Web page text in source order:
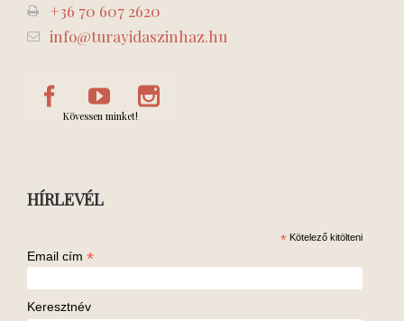
+36 70 607 2620
info@turayidaszinhaz.hu
Kövessen minket!
HÍRLEVÉL
* Kötelező kitölteni
Email cím *
Keresztnév